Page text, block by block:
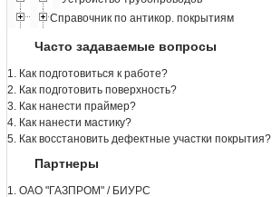
Справочник по антикор. покрытиям
Часто задаваемые вопросы
1. Как подготовиться к работе?
2. Как подготовить поверхность?
3. Как нанести праймер?
4. Как нанести мастику?
5. Как восстановить дефектные участки покрытия?
Партнеры
1. ОАО "ГАЗПРОМ" / БИУРС